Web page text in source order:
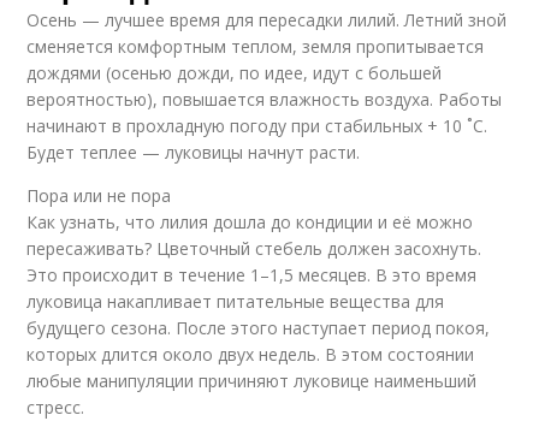
Осень — лучшее время для пересадки лилий. Летний зной
сменяется комфортным теплом, земля пропитывается
дождями (осенью дожди, по идее, идут с большей
вероятностью), повышается влажность воздуха. Работы
начинают в прохладную погоду при стабильных + 10 ˚C.
Будет теплее — луковицы начнут расти.
Пора или не пора
Как узнать, что лилия дошла до кондиции и её можно
пересаживать? Цветочный стебель должен засохнуть.
Это происходит в течение 1–1,5 месяцев. В это время
луковица накапливает питательные вещества для
будущего сезона. После этого наступает период покоя,
которых длится около двух недель. В этом состоянии
любые манипуляции причиняют луковице наименьший
стресс.